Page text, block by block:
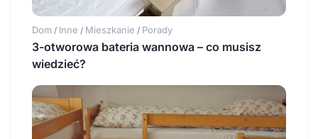
Dom / Inne / Mieszkanie / Porady
3-otworowa bateria wannowa – co musisz
wiedzieć?